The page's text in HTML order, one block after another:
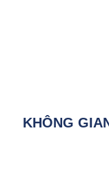
KHÔNG